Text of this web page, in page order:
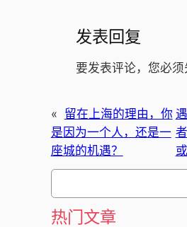
发表回复
要发表评论，您必须
« 留在上海的理由，你
是因为一个人，还是一
座城的机遇？
搜
热门文章